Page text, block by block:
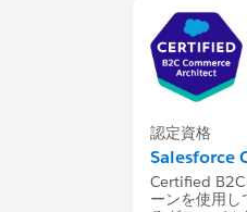
認定資格
Salesforce
Certified
ーンを使用